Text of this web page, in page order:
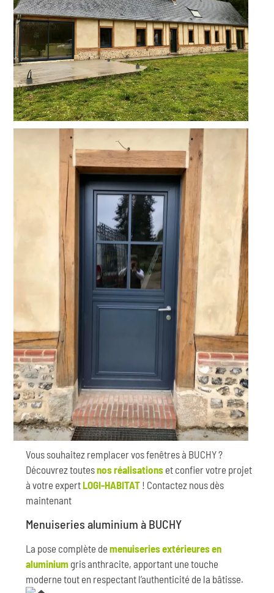
Vous souhaitez remplacer vos fenêtres à BUCHY ?
Découvrez toutesnos réalisations et confier votre projet
à votre expert LOGI-HABITAT ! Contactez nous dès
maintenant
Menuiseries aluminium à BUCHY
La pose complète demenuiseries extérieures en
aluminium gris anthracite, apportant une touche
moderne tout en respectant l’authenticité de la bâtisse.